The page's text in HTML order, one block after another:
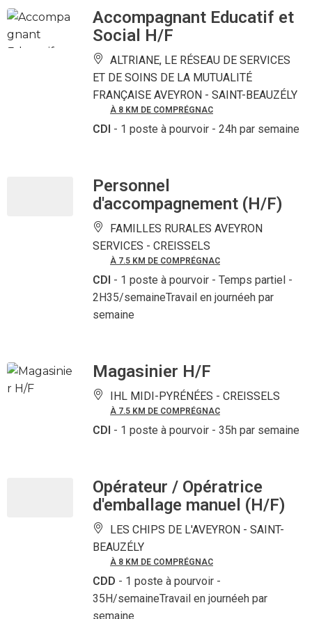
Accompagnant Educatif et
Social H/F
ALTRIANE, LE RÉSEAU DE SERVICES
ET DE SOINS DE LA MUTUALITÉ
FRANÇAISE AVEYRON - SAINT-BEAUZÉLY
À 8 KM DE COMPRÉGNAC
CDI - 1 poste à pourvoir - 24h par semaine
Personnel
d'accompagnement (H/F)
FAMILLES RURALES AVEYRON
SERVICES - CREISSELS
À 7.5 KM DE COMPRÉGNAC
CDI - 1 poste à pourvoir - Temps partiel -
2H35/semaineTravail en journéeh par
semaine
Magasinier H/F
IHL MIDI-PYRÉNÉES - CREISSELS
À 7.5 KM DE COMPRÉGNAC
CDI - 1 poste à pourvoir - 35h par semaine
Opérateur / Opératrice
d'emballage manuel (H/F)
LES CHIPS DE L'AVEYRON - SAINT-
BEAUZÉLY
À 8 KM DE COMPRÉGNAC
CDD - 1 poste à pourvoir -
35H/semaineTravail en journéeh par
semaine